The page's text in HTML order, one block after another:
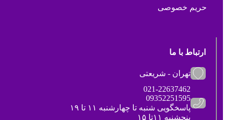
حریم خصوصی
ارتباط با ما
تهران - شریعتی
021-22637462
09352251595
پاسخگویی شنبه تا چهارشنبه ۱۱ تا ۱۹
پنجشنبه ۱۱تا ۱۵